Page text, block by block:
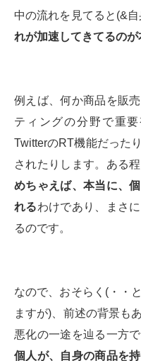
中の流れを見てると(&
れが加速してきてるの
例えば、何か商品を販
ティングの分野で重
TwitterのRT機能だった
されたりします。ある程
めちゃえば、本当に、
れるわけであり、まさ
るのです。
なので、おそらく(・・
ますが)、前述の背景も
悪化の一途を辿る一方で
個人が、自身の商品を